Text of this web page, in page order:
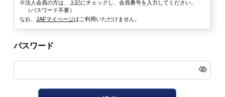
法人会員の方は、上記にチェックし、会員番号を入力してください。
（パスワード不要）
なお、JAFマイページはご利用いただけません。
パスワード